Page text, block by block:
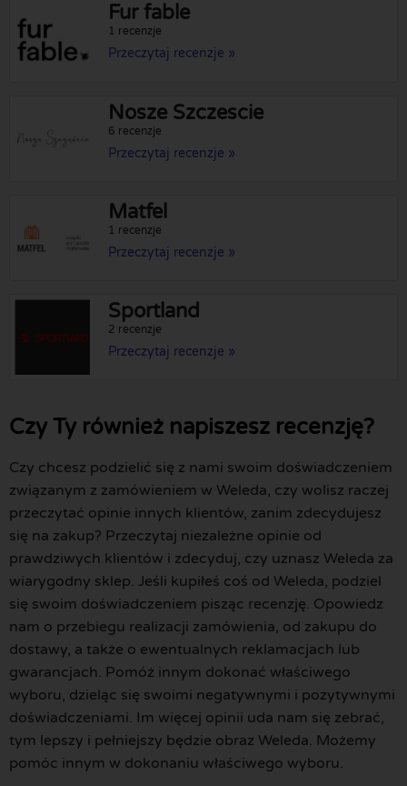
Fur fable
1 recenzje
Przeczytaj recenzje »
Nosze Szczescie
6 recenzje
Przeczytaj recenzje »
Matfel
1 recenzje
Przeczytaj recenzje »
Sportland
2 recenzje
Przeczytaj recenzje »
Czy Ty również napiszesz recenzję?
Czy chcesz podzielić się z nami swoim doświadczeniem
związanym z zamówieniem w Weleda, czy wolisz raczej
przeczytać opinie innych klientów, zanim zdecydujesz
się na zakup? Przeczytaj niezależne opinie od
prawdziwych klientów i zdecyduj, czy uznasz Weleda za
wiarygodny sklep. Jeśli kupiłeś coś od Weleda, podziel
się swoim doświadczeniem pisząc recenzję. Opowiedz
nam o przebiegu realizacji zamówienia, od zakupu do
dostawy, a także o ewentualnych reklamacjach lub
gwarancjach. Pomóż innym dokonać właściwego
wyboru, dzieląc się swoimi negatywnymi i pozytywnymi
doświadczeniami. Im więcej opinii uda nam się zebrać,
tym lepszy i pełniejszy będzie obraz Weleda. Możemy
pomóc innym w dokonaniu właściwego wyboru.